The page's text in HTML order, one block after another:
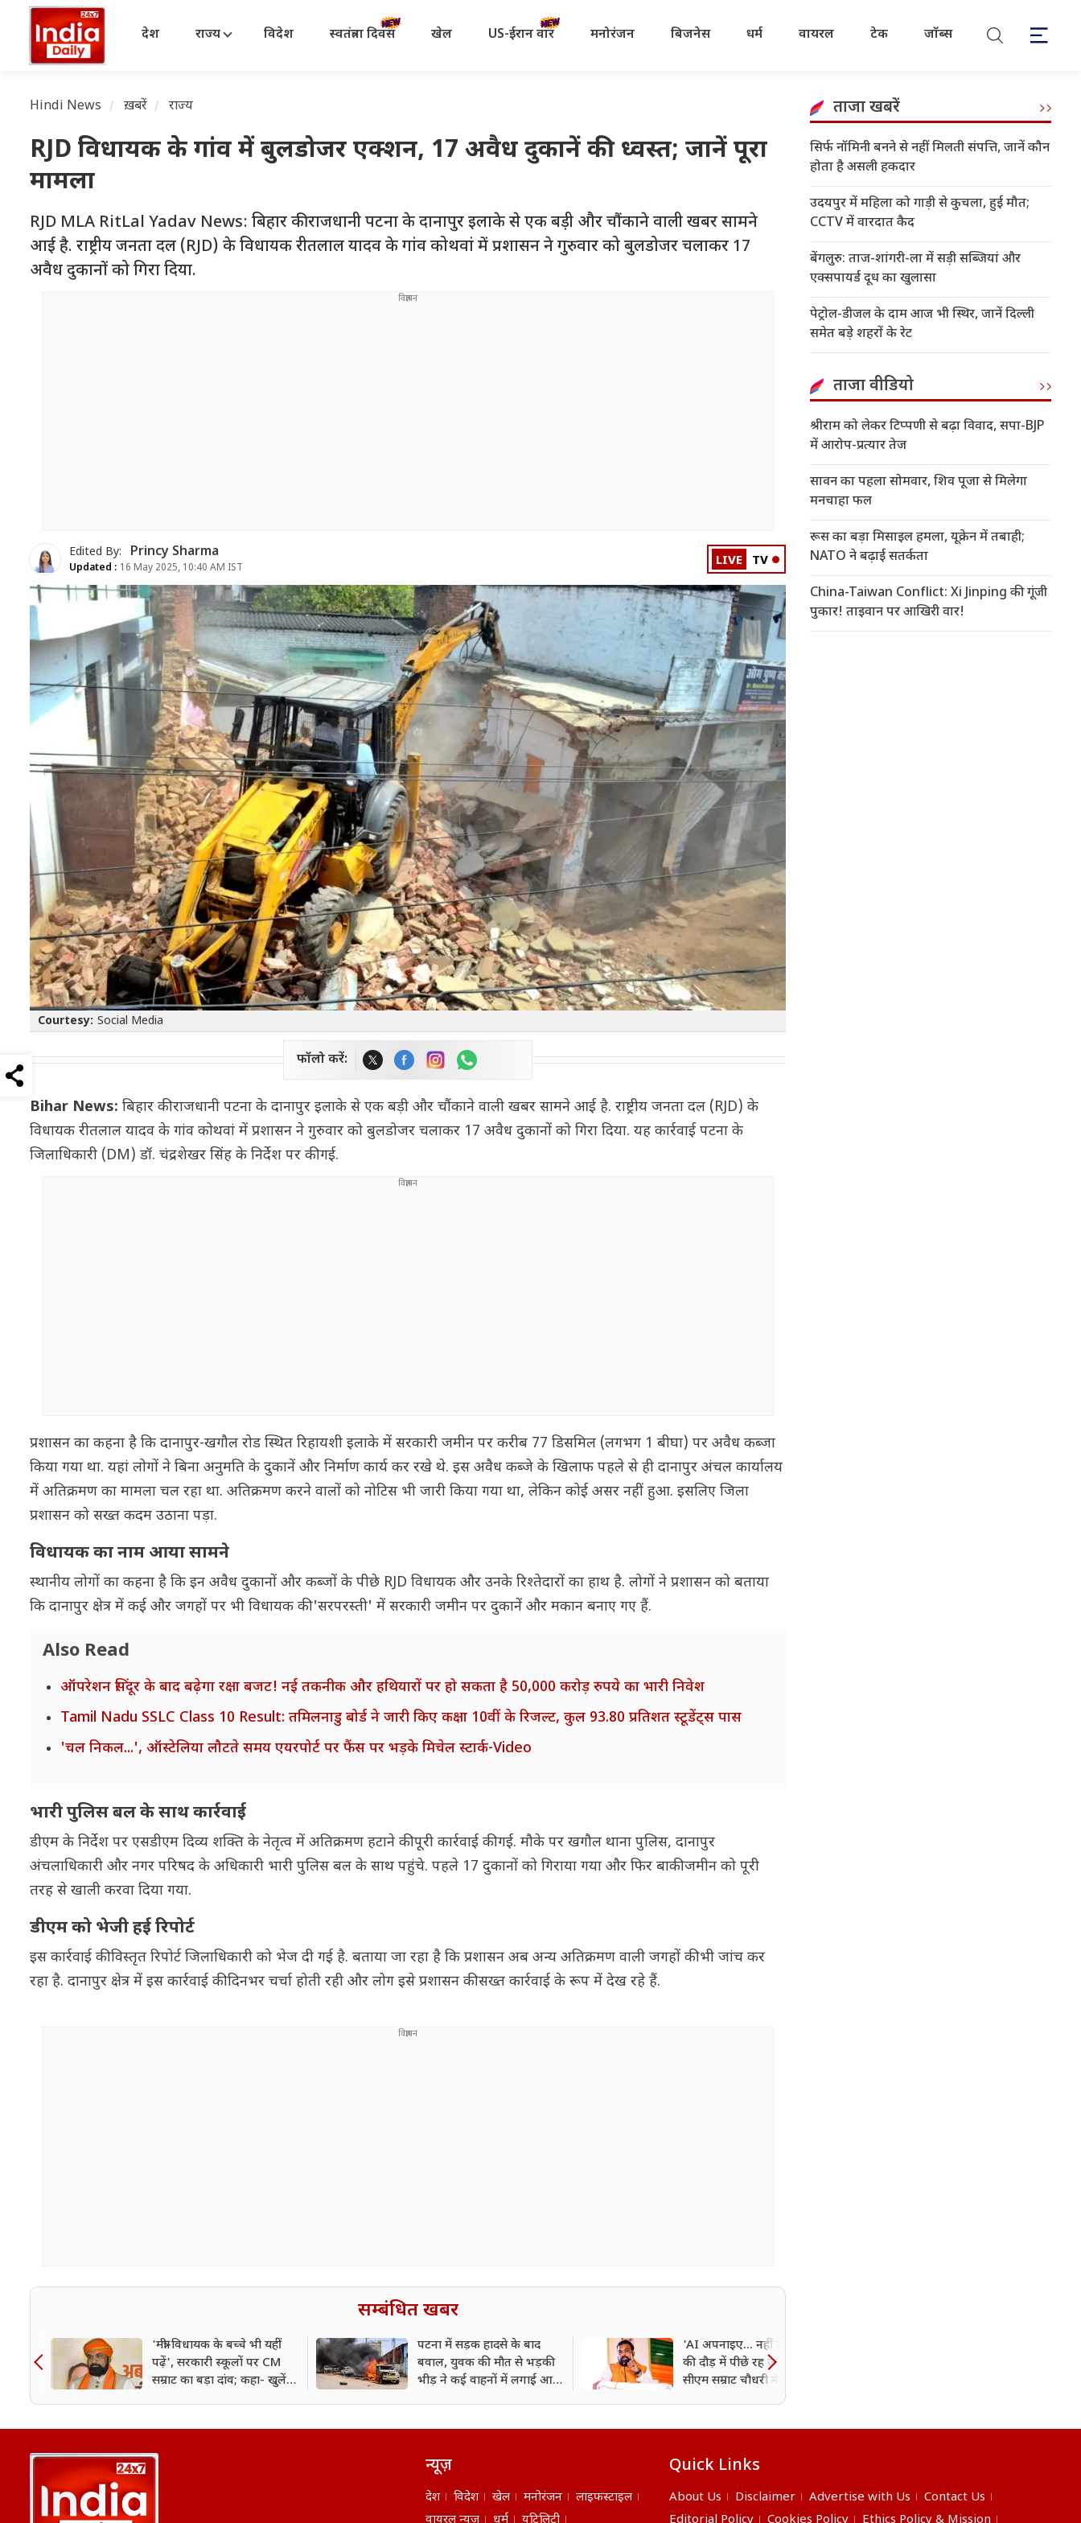
देश राज्य विदेश स्वतंत्रता दिवस खेल US-ईरान वॉर मनोरंजन बिजनेस धर्म वायरल टेक जॉब्स
Hindi News ख़बरें राज्य
RJD विधायक के गांव में बुलडोजर एक्शन, 17 अवैध दुकानें की ध्वस्त; जानें पूरा
मामला
RJD MLA RitLal Yadav News: बिहार की राजधानी पटना के दानापुर इलाके से एक बड़ी और चौंकाने वाली खबर सामने
आई है. राष्ट्रीय जनता दल (RJD) के विधायक रीतलाल यादव के गांव कोथवां में प्रशासन ने गुरुवार को बुलडोजर चलाकर 17
अवैध दुकानों को गिरा दिया.
Edited By: Princy Sharma
Updated : 16 May 2025, 10:40 AM IST LIVE TV
Courtesy: Social Media
फॉलो करें:
Bihar News: बिहार की राजधानी पटना के दानापुर इलाके से एक बड़ी और चौंकाने वाली खबर सामने आई है. राष्ट्रीय जनता दल (RJD) के
विधायक रीतलाल यादव के गांव कोथवां में प्रशासन ने गुरुवार को बुलडोजर चलाकर 17 अवैध दुकानों को गिरा दिया. यह कार्रवाई पटना के
जिलाधिकारी (DM) डॉ. चंद्रशेखर सिंह के निर्देश पर की गई.
प्रशासन का कहना है कि दानापुर-खगौल रोड स्थित रिहायशी इलाके में सरकारी जमीन पर करीब 77 डिसमिल (लगभग 1 बीघा) पर अवैध कब्जा
किया गया था. यहां लोगों ने बिना अनुमति के दुकानें और निर्माण कार्य कर रखे थे. इस अवैध कब्जे के खिलाफ पहले से ही दानापुर अंचल कार्यालय
में अतिक्रमण का मामला चल रहा था. अतिक्रमण करने वालों को नोटिस भी जारी किया गया था, लेकिन कोई असर नहीं हुआ. इसलिए जिला
प्रशासन को सख्त कदम उठाना पड़ा.
विधायक का नाम आया सामने
स्थानीय लोगों का कहना है कि इन अवैध दुकानों और कब्जों के पीछे RJD विधायक और उनके रिश्तेदारों का हाथ है. लोगों ने प्रशासन को बताया
कि दानापुर क्षेत्र में कई और जगहों पर भी विधायक की 'सरपरस्ती' में सरकारी जमीन पर दुकानें और मकान बनाए गए हैं.
Also Read
ऑपरेशन सिंदूर के बाद बढ़ेगा रक्षा बजट! नई तकनीक और हथियारों पर हो सकता है 50,000 करोड़ रुपये का भारी निवेश
Tamil Nadu SSLC Class 10 Result: तमिलनाडु बोर्ड ने जारी किए कक्षा 10वीं के रिजल्ट, कुल 93.80 प्रतिशत स्टूडेंट्स पास
'चल निकल...', ऑस्टेलिया लौटते समय एयरपोर्ट पर फैंस पर भड़के मिचेल स्टार्क-Video
भारी पुलिस बल के साथ कार्रवाई
डीएम के निर्देश पर एसडीएम दिव्य शक्ति के नेतृत्व में अतिक्रमण हटाने की पूरी कार्रवाई की गई. मौके पर खगौल थाना पुलिस, दानापुर
अंचलाधिकारी और नगर परिषद के अधिकारी भारी पुलिस बल के साथ पहुंचे. पहले 17 दुकानों को गिराया गया और फिर बाकी जमीन को पूरी
तरह से खाली करवा दिया गया.
डीएम को भेजी हई रिपोर्ट
इस कार्रवाई की विस्तृत रिपोर्ट जिलाधिकारी को भेज दी गई है. बताया जा रहा है कि प्रशासन अब अन्य अतिक्रमण वाली जगहों की भी जांच कर
रहा है. दानापुर क्षेत्र में इस कार्रवाई की दिनभर चर्चा होती रही और लोग इसे प्रशासन की सख्त कार्रवाई के रूप में देख रहे हैं.
सम्बंधित खबर
'मंत्री-विधायक के बच्चे भी यहीं
पढ़ें', सरकारी स्कूलों पर CM
सम्राट का बड़ा दांव; कहा- खुलेंगे
पटना में सड़क हादसे के बाद
बवाल, युवक की मौत से भड़की
भीड़ ने कई वाहनों में लगाई आग;
'AI अपनाइए... नहीं तो विकास
की दौड़ में पीछे रह जाएंगे',
सीएम सम्राट चौधरी ने की अपील
ताजा खबरें
सिर्फ नॉमिनी बनने से नहीं मिलती संपत्ति, जानें कौन
होता है असली हकदार
उदयपुर में महिला को गाड़ी से कुचला, हुई मौत;
CCTV में वारदात कैद
बेंगलुरु: ताज-शांगरी-ला में सड़ी सब्जियां और
एक्सपायर्ड दूध का खुलासा
पेट्रोल-डीजल के दाम आज भी स्थिर, जानें दिल्ली
समेत बड़े शहरों के रेट
ताजा वीडियो
श्रीराम को लेकर टिप्पणी से बढ़ा विवाद, सपा-BJP
में आरोप-प्रत्यार तेज
सावन का पहला सोमवार, शिव पूजा से मिलेगा
मनचाहा फल
रूस का बड़ा मिसाइल हमला, यूक्रेन में तबाही;
NATO ने बढ़ाई सतर्कता
China-Taiwan Conflict: Xi Jinping की गूंजी
पुकार! ताइवान पर आखिरी वार!
न्यूज़
देश विदेश खेल मनोरंजन
लाइफस्टाइल
Quick Links
About Us Disclaimer Advertise with Us
Contact Us